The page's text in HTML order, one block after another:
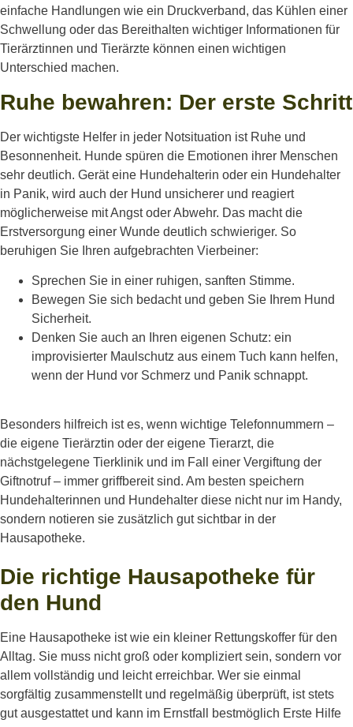
einfache Handlungen wie ein Druckverband, das Kühlen einer
Schwellung oder das Bereithalten wichtiger Informationen für
Tierärztinnen und Tierärzte können einen wichtigen
Unterschied machen.
Ruhe bewahren: Der erste Schritt
Der wichtigste Helfer in jeder Notsituation ist Ruhe und
Besonnenheit. Hunde spüren die Emotionen ihrer Menschen
sehr deutlich. Gerät eine Hundehalterin oder ein Hundehalter
in Panik, wird auch der Hund unsicherer und reagiert
möglicherweise mit Angst oder Abwehr. Das macht die
Erstversorgung einer Wunde deutlich schwieriger. So
beruhigen Sie Ihren aufgebrachten Vierbeiner:
Sprechen Sie in einer ruhigen, sanften Stimme.
Bewegen Sie sich bedacht und geben Sie Ihrem Hund
Sicherheit.
Denken Sie auch an Ihren eigenen Schutz: ein
improvisierter Maulschutz aus einem Tuch kann helfen,
wenn der Hund vor Schmerz und Panik schnappt.
Besonders hilfreich ist es, wenn wichtige Telefonnummern –
die eigene Tierärztin oder der eigene Tierarzt, die
nächstgelegene Tierklinik und im Fall einer Vergiftung der
Giftnotruf – immer griffbereit sind. Am besten speichern
Hundehalterinnen und Hundehalter diese nicht nur im Handy,
sondern notieren sie zusätzlich gut sichtbar in der
Hausapotheke.
Die richtige Hausapotheke für
den Hund
Eine Hausapotheke ist wie ein kleiner Rettungskoffer für den
Alltag. Sie muss nicht groß oder kompliziert sein, sondern vor
allem vollständig und leicht erreichbar. Wer sie einmal
sorgfältig zusammenstellt und regelmäßig überprüft, ist stets
gut ausgestattet und kann im Ernstfall bestmöglich Erste Hilfe